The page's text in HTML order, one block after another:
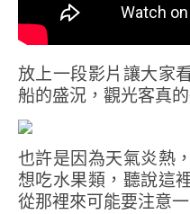
放上一段影片讓大家
船的盛況，觀光客真的
也許是因為天氣炎熱
想吃水果類，聽說這
從那裡來可能要注意一